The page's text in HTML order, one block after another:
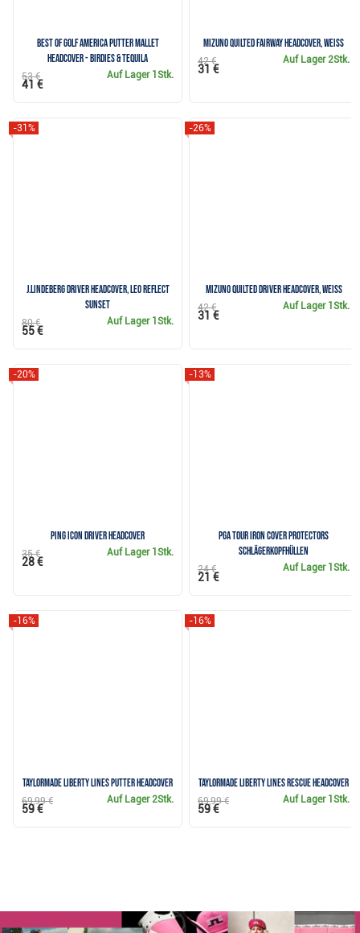
Best of Golf America putter mallet
headcover - Birdies & Tequila
Auf Lager 1Stk.
53 €
41 €
Mizuno Quilted Fairway Headcover, weiss
Auf Lager 2Stk.
42 €
31 €
J.Lindeberg Driver Headcover, leo reflect
sunset
-31%
Auf Lager 1Stk.
80 €
55 €
Mizuno Quilted Driver Headcover, weiss
-26%
Auf Lager 1Stk.
42 €
31 €
Ping Icon Driver Headcover
-20%
Auf Lager 1Stk.
35 €
28 €
PGA Tour Iron Cover Protectors
Schlägerkopfhüllen
-13%
Auf Lager 1Stk.
24 €
21 €
TaylorMade Liberty Lines Putter Headcover
-16%
Auf Lager 2Stk.
69,99 €
59 €
TaylorMade Liberty Lines Rescue Headcover
-16%
Auf Lager 1Stk.
69,99 €
59 €